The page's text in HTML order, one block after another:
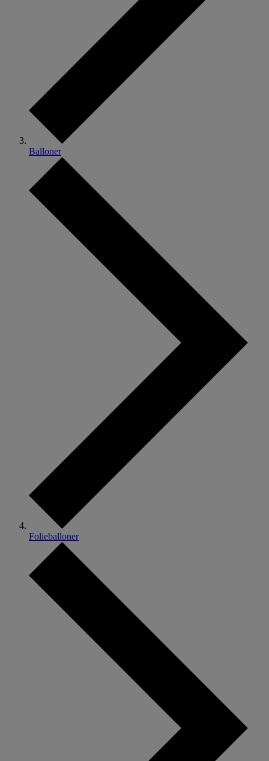
Balloner
Folieballoner